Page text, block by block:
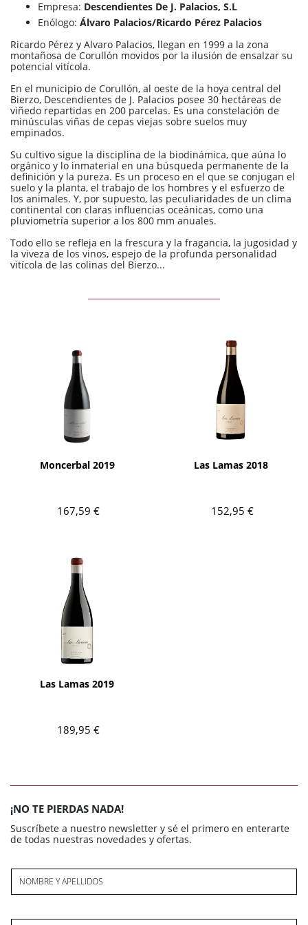
Empresa: Descendientes De J. Palacios, S.L
Enólogo: Álvaro Palacios/Ricardo Pérez Palacios
Ricardo Pérez y Alvaro Palacios, llegan en 1999 a la zona
montañosa de Corullón movidos por la ilusión de ensalzar su
potencial vitícola.
En el municipio de Corullón, al oeste de la hoya central del
Bierzo, Descendientes de J. Palacios posee 30 hectáreas de
viñedo repartidas en 200 parcelas. Es una constelación de
minúsculas viñas de cepas viejas sobre suelos muy
empinados.
Su cultivo sigue la disciplina de la biodinámica, que aúna lo
orgánico y lo inmaterial en una búsqueda permanente de la
definición y la pureza. Es un proceso en el que se conjugan el
suelo y la planta, el trabajo de los hombres y el esfuerzo de
los animales. Y, por supuesto, las peculiaridades de un clima
continental con claras influencias oceánicas, como una
pluviometría superior a los 800 mm anuales.
Todo ello se refleja en la frescura y la fragancia, la jugosidad y
la viveza de los vinos, espejo de la profunda personalidad
vitícola de las colinas del Bierzo...
Moncerbal 2019
167,59 €
AÑADIR
Las Lamas 2018
152,95 €
AÑADIR
Las Lamas 2019
189,95 €
AÑADIR
¡NO TE PIERDAS NADA!
Suscríbete a nuestro newsletter y sé el primero en enterarte
de todas nuestras novedades y ofertas.
NOMBRE Y APELLIDOS